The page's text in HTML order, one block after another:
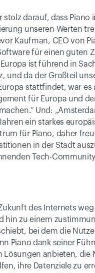
stolz darauf, dass Piano
unseren Werten
Kaufman, CEO von
für einen guten
ist führend in
und da der Großteil
stattfindet, war es
für Europa und
Und:
ein starkes
für Piano, daher
in der Stadt
Tech-
des Internets
hin zu einem
bei dem die
Piano dank seiner
Lösungen anbieten, die
ihre Datenziele zu